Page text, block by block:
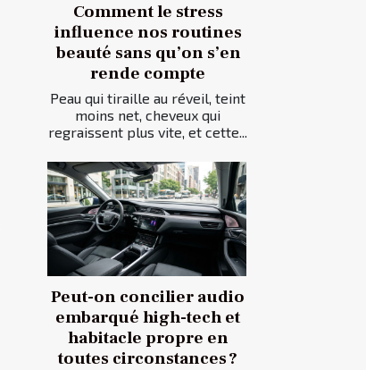
Comment le stress
influence nos routines
beauté sans qu’on s’en
rende compte
Peau qui tiraille au réveil, teint
moins net, cheveux qui
regraissent plus vite, et cette...
Peut-on concilier audio
embarqué high-tech et
habitacle propre en
toutes circonstances ?